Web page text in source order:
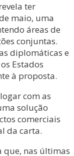
ter
maio, uma
áreas de
conjuntas.
diplomáticas e
Estados
à proposta.
com as
solução
comerciais
da carta.
que, nas últimas